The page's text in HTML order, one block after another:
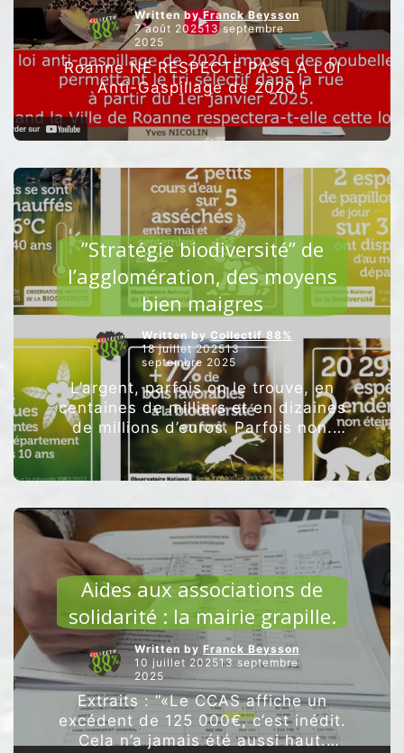
Written byFranck Beysson
7 août 202513 septembre
2025
Roanne NE RESPECTE PAS LA LOI
Anti-Gaspillage de 2020 !
ARTICLES VEDETTES
”Stratégie biodiversité” de
l’agglomération, des moyens
bien maigres
Written byCollectif 88%
18 juillet 202513
septembre 2025
L’argent, parfois on le trouve, en
centaines de milliers et en dizaines
de millions d’euros. Parfois non.
Parfois on se donne les moyens.
Parfois non.
ARTICLES VEDETTES
Aides aux associations de
solidarité : la mairie grapille.
Written by Franck Beysson
10 juillet 202513 septembre
2025
Extraits : ”«Le CCAS affiche un
excédent de 125 000€, c’est inédit.
Cela n’a jamais été aussi haut.